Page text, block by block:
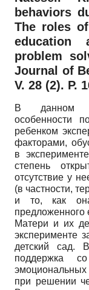
behaviors
The roles
education
problem
Journal of
V. 28 (2). P.
В данном
особенности
ребенком
факторами,
в
степень
отсутствие у
(в частности,
и то, как она
предложенного
Матери и их
эксперименте
детский сад.
поддержка
при решении